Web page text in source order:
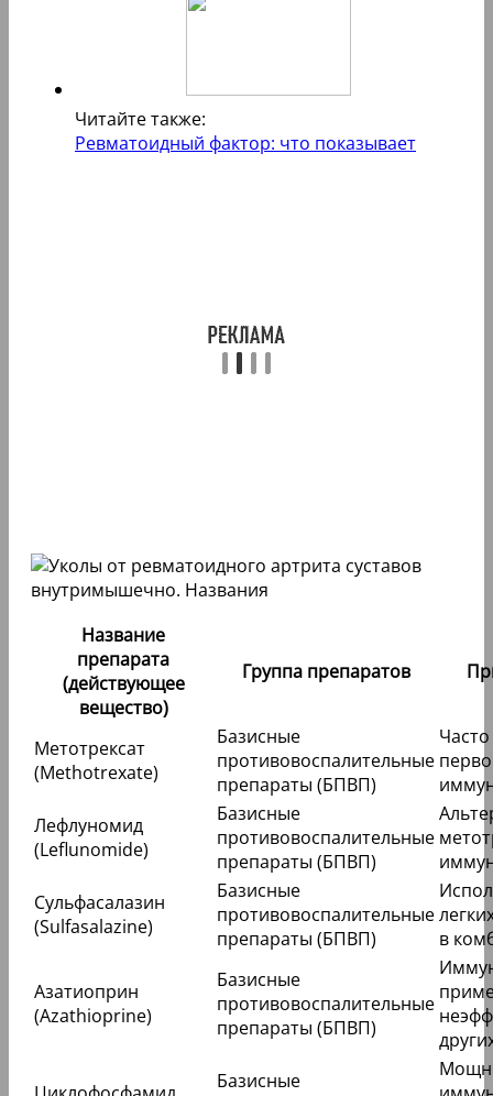
Читайте также:
Ревматоидный фактор: что показывает
Название
препарата
(действующее
вещество)
Группа препаратов
Метотрексат
(Methotrexate)
Базисные
противовоспалительные
препараты (БПВП)
Лефлуномид
(Leflunomide)
Базисные
противовоспалительные
препараты (БПВП)
Сульфасалазин
(Sulfasalazine)
Базисные
противовоспалительные
препараты (БПВП)
в
Азатиоприн
(Azathioprine)
Базисные
противовоспалительные
препараты (БПВП)
Базисные